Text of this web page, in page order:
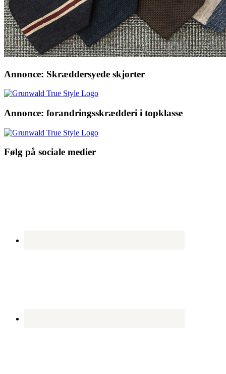
Annonce: Skræddersyede skjorter
Annonce: forandringsskrædderi i topklasse
Følg på sociale medier